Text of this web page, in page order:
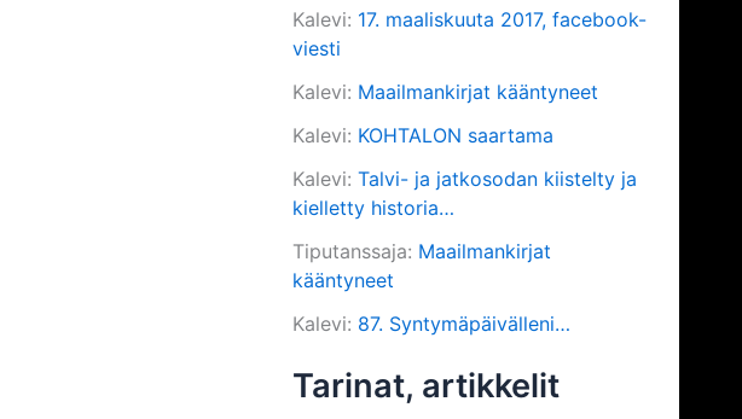
Kalevi: 17. maaliskuuta 2017, facebook-
viesti
Kalevi: Maailmankirjat kääntyneet
Kalevi: KOHTALON saartama
Kalevi: Talvi- ja jatkosodan kiistelty ja
kielletty historia…
Tiputanssaja: Maailmankirjat
kääntyneet
Kalevi: 87. Syntymäpäivälleni…
Tarinat, artikkelit